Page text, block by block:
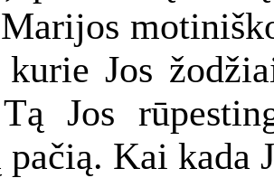
Jos
Jos
pačią. Kai